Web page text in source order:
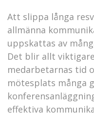
Att slippa långa
allmänna
uppskattas av
Det blir allt
medarbetarnas tid
mötesplats många
effektiva